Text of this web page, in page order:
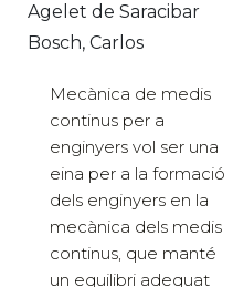
Agelet de Saracibar
Bosch, Carlos
Mecànica de medis
continus per a
enginyers vol ser una
eina per a la formació
dels enginyers en la
mecànica dels medis
continus, que manté
un equilibri adequat